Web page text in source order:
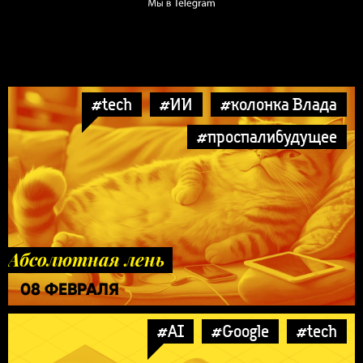
#tech #ИИ
#колонка Влада
#проспалибудущее
Абсолютная лень
08 ФЕВРАЛЯ
#AI #Google #tech